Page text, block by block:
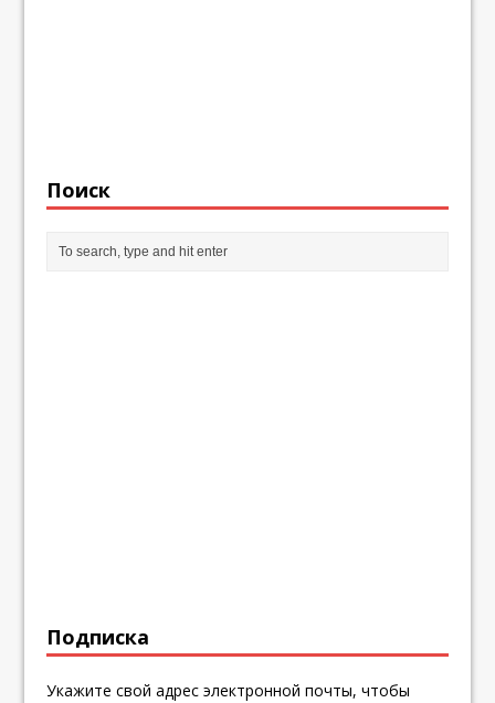
Поиск
Подписка
Укажите свой адрес электронной почты, чтобы